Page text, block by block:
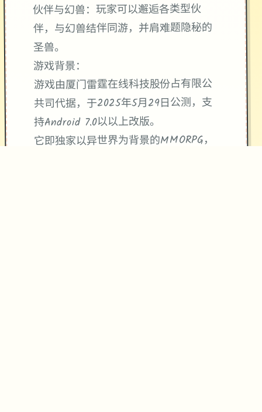
伙伴与幻兽：玩家可以邂逅各类型伙
伴，与幻兽结伴同游，并肩难题隐秘的
圣兽。
游戏背景：
游戏由厦门雷霆在线科技股份占有限公
共司代据，于2025年5月29日公测，支
持Android 7.0以以上改版。
它即独家以异世界为背景的MMORPG，